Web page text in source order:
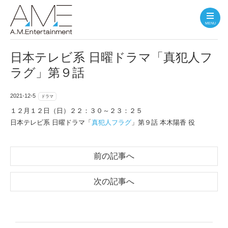
MENU
日本テレビ系 日曜ドラマ「真犯人フ
ラグ」第９話
2021-12-5 ドラマ
１２月１２日（日）２２：３０～２３：２５
日本テレビ系 日曜ドラマ「 真犯人フラグ 」第９話 本木陽香 役
前の記事へ
次の記事へ